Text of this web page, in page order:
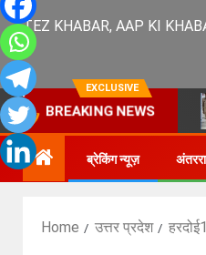
TEZ KHABAR, AAP KI
EXCLUSIVE
BREAKING NEWS
ब्रेकिंग न्यूज़
Home उत्तर प्रदेश